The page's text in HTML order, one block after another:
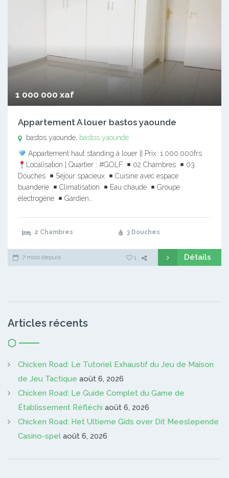
1 000 000 xaf
Appartement A louer bastos yaounde
bastos yaounde, bastos yaounde
Appartement haut standing à louer || Prix: 1.000.000frs
Localisation | Quartier : #GOLF
02 Chambres
03
Douches
Séjour spacieux
Cuisine avec espace
buanderie
Climatisation Eau chaude
Groupe
électrogène
Gardien…
2 Chambres 3 Douches
7 mois depuis 1 Détails
Articles récents
Chicken Road: Le Tutoriel Exhaustif du Jeu de Maison
de Jeu Tactique août 6, 2026
Chicken Road: Le Guide Complet du Game de
Établissement Réfléchi août 6, 2026
Chicken Road: Het Ultieme Gids over Dit Meeslepende
Casino-spel août 6, 2026